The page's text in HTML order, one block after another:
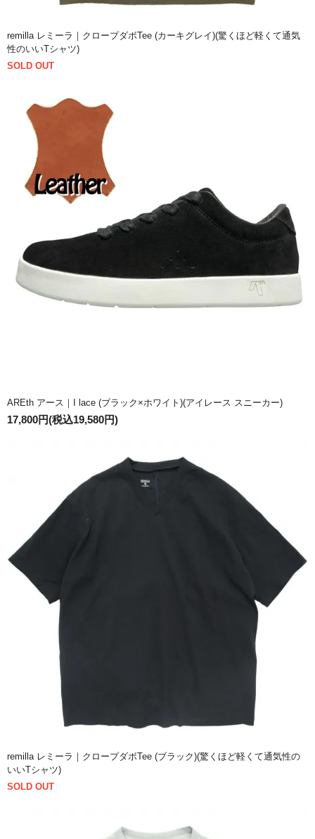
remilla レミーラ｜クロープダボTee (カーキグレイ)(驚くほど軽くて通気
性のいいTシャツ)
SOLD OUT
AREth アース｜I lace (ブラック×ホワイト)(アイレース スニーカー)
17,800円(税込19,580円)
remilla レミーラ｜クロープダボTee (ブラック)(驚くほど軽くて通気性の
いいTシャツ)
SOLD OUT